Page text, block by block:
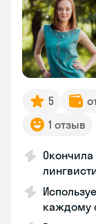
5
1 отзыв
каждому